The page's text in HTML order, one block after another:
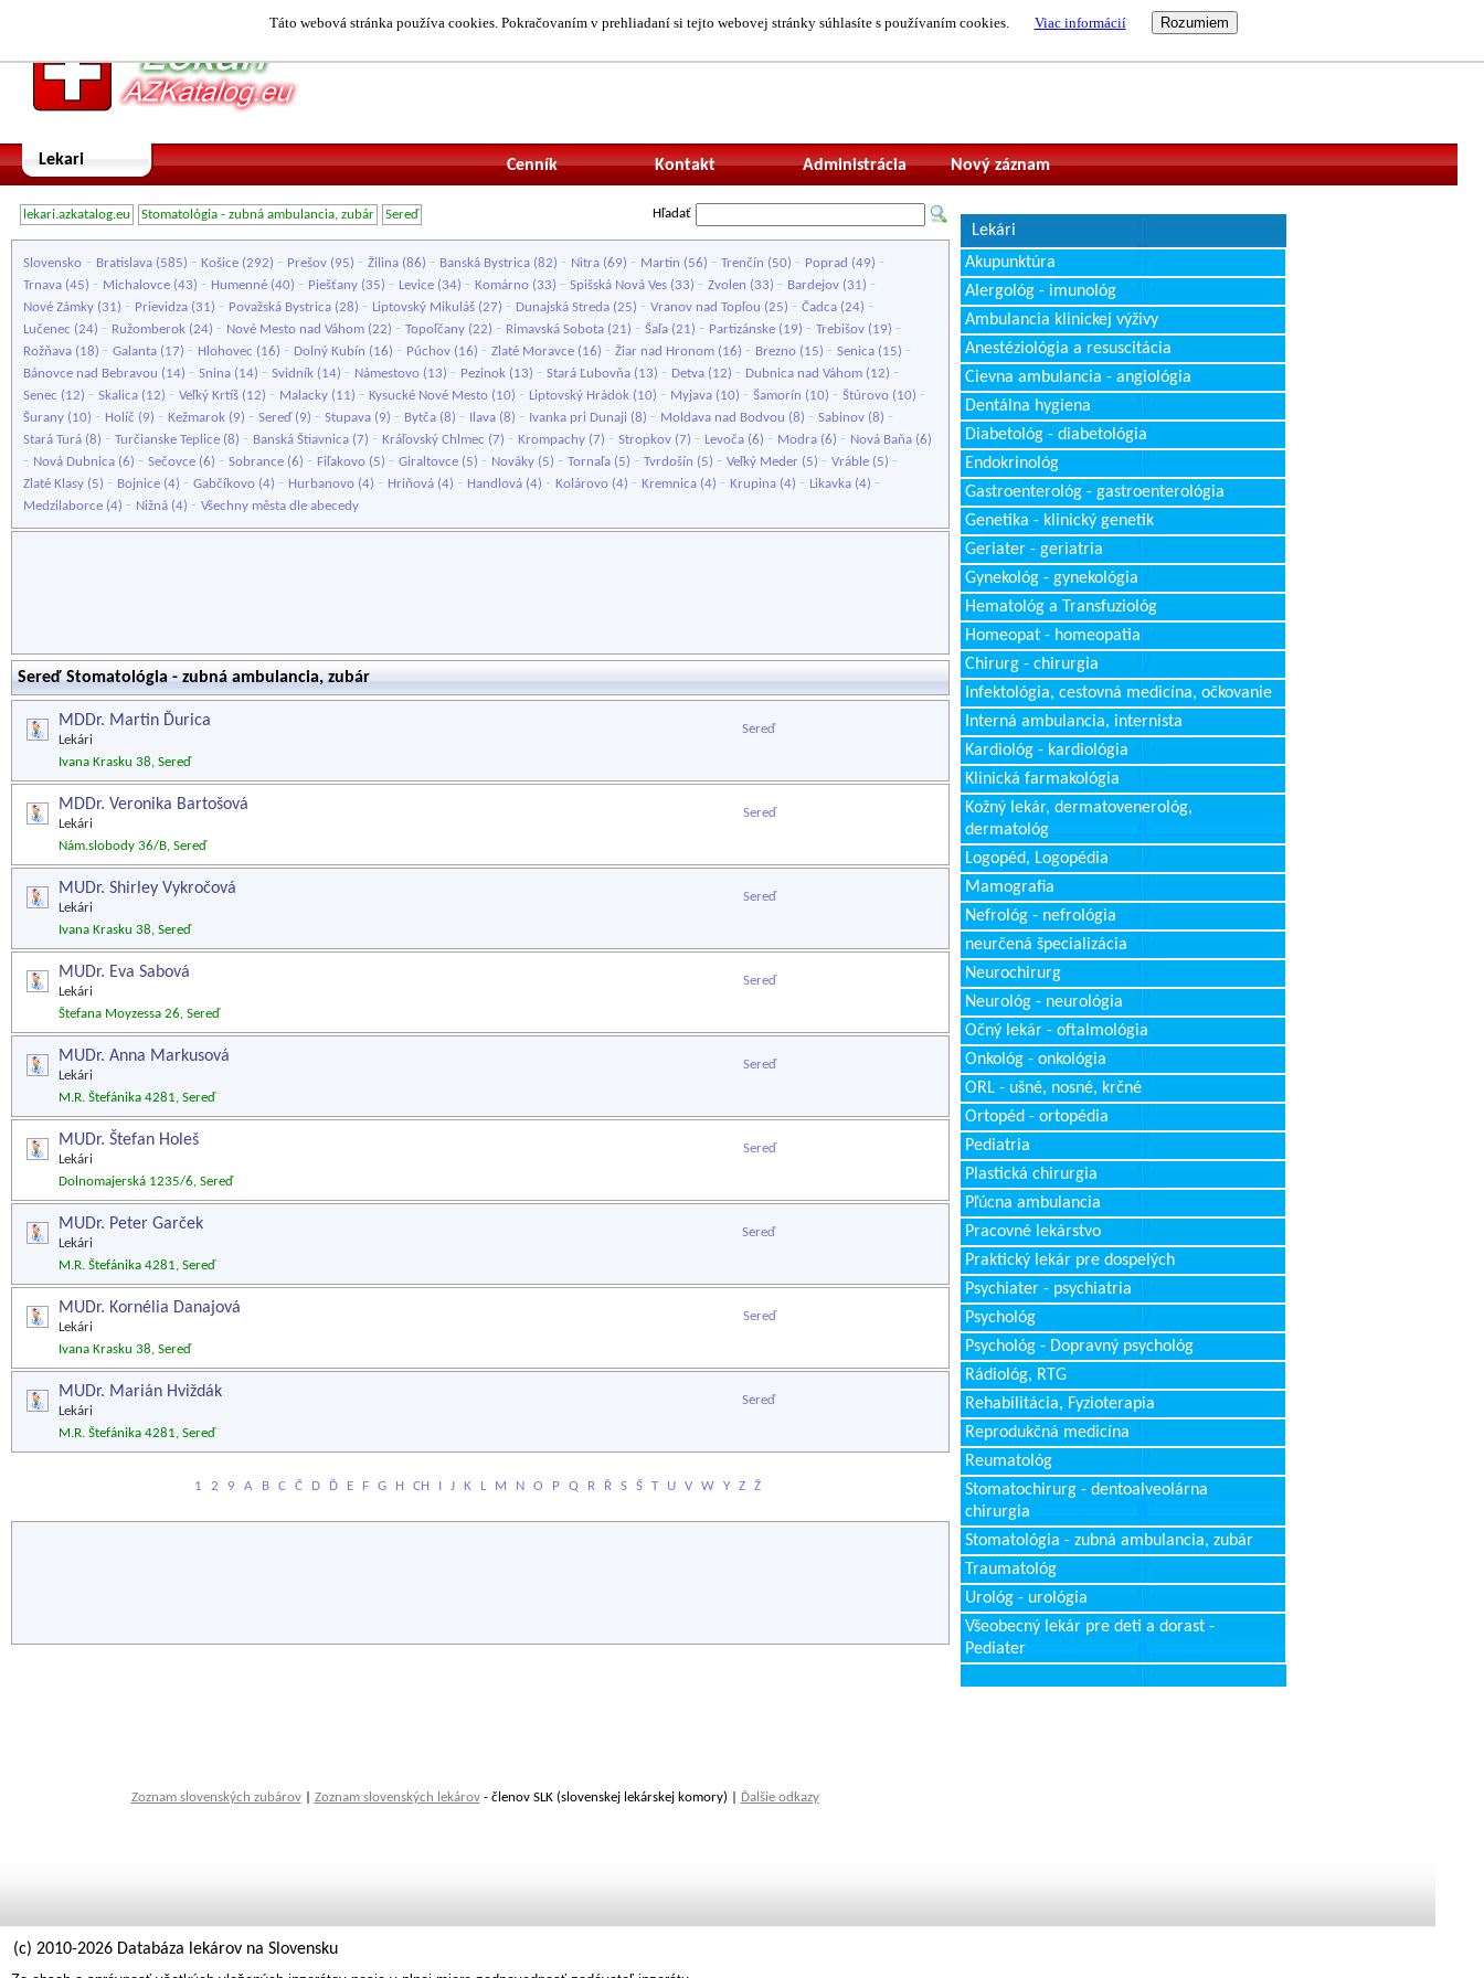
Táto webová stránka používa cookies. Pokračovaním v prehliadaní si tejto webovej stránky súhlasíte s používaním cookies. Viac informácií
Lekari Nový záznam
Administrácia
Kontakt
Cenník
lekari.azkatalog.eu Stomatológia - zubná ambulancia, zubár Sereď Hľadať
Slovensko - Bratislava (585) - Košice (292) - Prešov (95) - Žilina (86) - Banská Bystrica (82) - Nitra (69) - Martin (56) - Trenčín (50) - Poprad (49) -
Trnava (45) - Michalovce (43) - Humenné (40) - Piešťany (35) - Levice (34) - Komárno (33) - Spišská Nová Ves (33) - Zvolen (33) - Bardejov (31) -
Nové Zámky (31) - Prievidza (31) - Považská Bystrica (28) - Liptovský Mikuláš (27) - Dunajská Streda (25) - Vranov nad Topľou (25) - Čadca (24) -
Lučenec (24) - Ružomberok (24) - Nové Mesto nad Váhom (22) - Topoľčany (22) - Rimavská Sobota (21) - Šaľa (21) - Partizánske (19) - Trebišov (19) -
Rožňava (18) - Galanta (17) - Hlohovec (16) - Dolný Kubín (16) - Púchov (16) - Zlaté Moravce (16) - Žiar nad Hronom (16) - Brezno (15) - Senica (15) -
Bánovce nad Bebravou (14) - Snina (14) - Svidník (14) - Námestovo (13) - Pezinok (13) - Stará Ľubovňa (13) - Detva (12) - Dubnica nad Váhom (12) -
Senec (12) - Skalica (12) - Veľký Krtíš (12) - Malacky (11) - Kysucké Nové Mesto (10) - Liptovský Hrádok (10) - Myjava (10) - Šamorín (10) - Štúrovo (10) -
Šurany (10) - Holíč (9) - Kežmarok (9) - Sereď(9) - Stupava (9) - Bytča (8) - Ilava (8) - Ivanka pri Dunaji (8) - Moldava nad Bodvou (8) - Sabinov (8) -
Stará Turá (8) - Turčianske Teplice (8) - Banská Štiavnica (7) - Kráľovský Chlmec (7) - Krompachy (7) - Stropkov (7) - Levoča (6) - Modra (6) - Nová Baňa (6)
- Nová Dubnica (6) - Sečovce (6) - Sobrance (6) - Fiľakovo (5) - Giraltovce (5) - Nováky (5) - Tornaľa (5) - Tvrdošín (5) - Veľký Meder (5) - Vráble (5) -
Zlaté Klasy (5) - Bojnice (4) - Gabčíkovo (4) - Hurbanovo (4) - Hriňová (4) - Handlová (4) - Kolárovo (4) - Kremnica (4) - Krupina (4) - Likavka (4) -
Medzilaborce (4) - Nižná (4) - Všechny města dle abecedy
Sereď Stomatológia - zubná ambulancia, zubár
MDDr. Martin Ďurica
Lekári
Sereď
Ivana Krasku 38, Sereď
MDDr. Veronika Bartošová
Lekári
Sereď
Nám.slobody 36/B, Sereď
MUDr. Shirley Vykročová
Lekári
Sereď
Ivana Krasku 38, Sereď
MUDr. Eva Sabová
Lekári
Sereď
Štefana Moyzessa 26, Sereď
MUDr. Anna Markusová
Lekári
Sereď
M.R. Štefánika 4281, Sereď
MUDr. Štefan Holeš
Lekári
Sereď
Dolnomajerská 1235/6, Sereď
MUDr. Peter Garček
Lekári
Sereď
M.R. Štefánika 4281, Sereď
MUDr. Kornélia Danajová
Lekári
Sereď
Ivana Krasku 38, Sereď
MUDr. Marián Hviždák
Lekári
Sereď
M.R. Štefánika 4281, Sereď
1 2 9 A B C Č D Ď E F G H CH I J K L M N O P Q R Ř S Š T U V W Y Z Ž
Lekári
Akupunktúra
Alergológ - imunológ
Ambulancia klinickej výživy
Anestéziológia a resuscitácia
Cievna ambulancia - angiológia
Dentálna hygiena
Diabetológ - diabetológia
Endokrinológ
Gastroenterológ - gastroenterológia
Genetika - klinický genetik
Geriater - geriatria
Gynekológ - gynekológia
Hematológ a Transfuziológ
Homeopat - homeopatia
Chirurg - chirurgia
Infektológia, cestovná medicína, očkovanie
Interná ambulancia, internista
Kardiológ - kardiológia
Klinická farmakológia
Kožný lekár, dermatovenerológ,
dermatológ
Logopéd, Logopédia
Mamografia
Nefrológ - nefrológia
neurčená špecializácia
Neurochirurg
Neurológ - neurológia
Očný lekár - oftalmológia
Onkológ - onkológia
ORL - ušné, nosné, krčné
Ortopéd - ortopédia
Pediatria
Plastická chirurgia
Pľúcna ambulancia
Pracovné lekárstvo
Praktický lekár pre dospelých
Psychiater - psychiatria
Psychológ
Psychológ - Dopravný psychológ
Rádiológ, RTG
Rehabilitácia, Fyzioterapia
Reprodukčná medicína
Reumatológ
Stomatochirurg - dentoalveolárna
chirurgia
Stomatológia - zubná ambulancia, zubár
Traumatológ
Urológ - urológia
Všeobecný lekár pre deti a dorast -
Pediater
Zoznam slovenských zubárov| Zoznam slovenských lekárov- členov SLK (slovenskej lekárskej komory) | Ďalšie odkazy
(c) 2010-2026 Databáza lekárov na Slovensku